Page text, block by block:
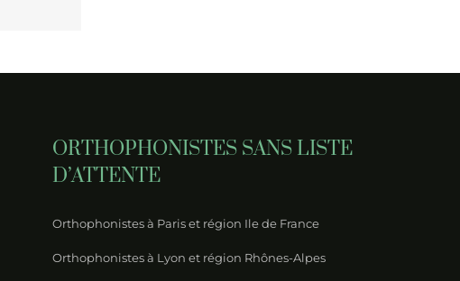
ORTHOPHONISTES SANS LISTE
D’ATTENTE
Orthophonistes à Paris et région Ile de France
Orthophonistes à Lyon et région Rhônes-Alpes